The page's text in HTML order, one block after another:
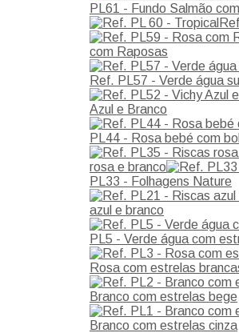
PL61 - Fundo Salmão
com Raposas
Ref. PL57 - Verde água
Azul e Branco
PL44 - Rosa bebé com
rosa e branco
PL33 - Folhagens Nature
azul e branco
PL5 - Verde água com
Rosa com estrelas
Branco com estrelas bege
Branco com estrelas cinza